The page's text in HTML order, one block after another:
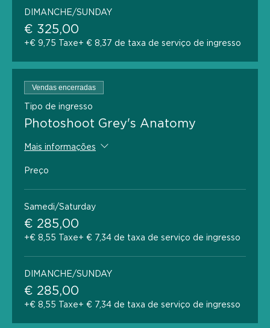
DIMANCHE/SUNDAY
€ 325,00
+€ 9,75 Taxe+ € 8,37 de taxa de serviço de ingresso
Vendas encerradas
Tipo de ingresso
Photoshoot Grey's Anatomy
Mais informações
Preço
Samedi/Saturday
€ 285,00
+€ 8,55 Taxe+ € 7,34 de taxa de serviço de ingresso
DIMANCHE/SUNDAY
€ 285,00
+€ 8,55 Taxe+ € 7,34 de taxa de serviço de ingresso